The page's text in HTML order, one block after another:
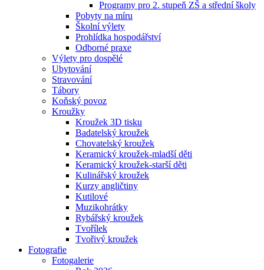
Programy pro 2. stupeň ZŠ a střední školy
Pobyty na míru
Školní výlety
Prohlídka hospodářství
Odborné praxe
Výlety pro dospělé
Ubytování
Stravování
Tábory
Koňský povoz
Kroužky
Kroužek 3D tisku
Badatelský kroužek
Chovatelský kroužek
Keramický kroužek-mladší děti
Keramický kroužek-starší děti
Kulinářský kroužek
Kurzy angličtiny
Kutilové
Muzikohrátky
Rybářský kroužek
Tvořílek
Tvořivý kroužek
Fotografie
Fotogalerie